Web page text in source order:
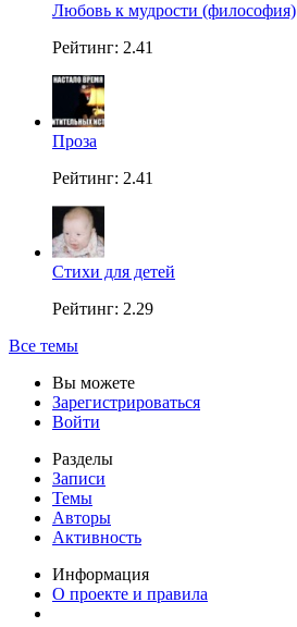
Любовь к мудрости (философия)
Рейтинг: 2.41
Проза
Рейтинг: 2.41
Стихи для детей
Рейтинг: 2.29
Все темы
Вы можете
Зарегистрироваться
Войти
Разделы
Записи
Темы
Авторы
Активность
Информация
О проекте и правила